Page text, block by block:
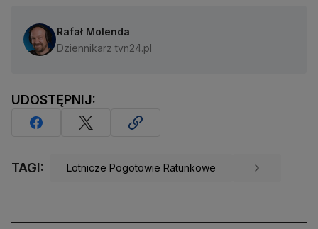
Rafał Molenda
Dziennikarz tvn24.pl
UDOSTĘPNIJ:
TAGI: Lotnicze Pogotowie Ratunkowe